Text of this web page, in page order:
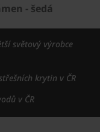
- šedá
světový výrobce
krytin v ČR
v ČR